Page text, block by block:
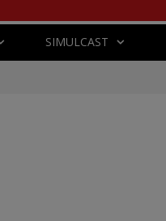
SIMULCAST